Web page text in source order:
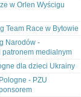
w Orlen Wyścigu
Team Race w Bytowie
Narodów -
patronem medialnym
dla dzieci Ukrainy
- PZU